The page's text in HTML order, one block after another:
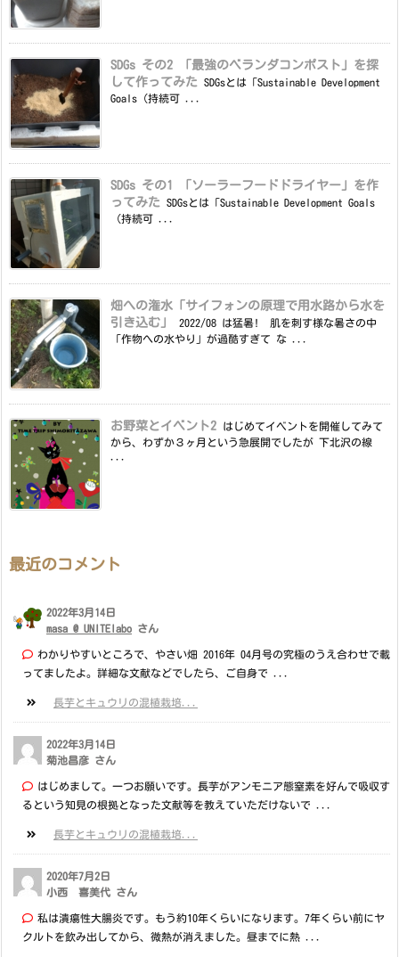
SDGs その2 「最強のベランダコンポスト」を探
して作ってみた
SDGsとは「Sustainable Development
Goals（持続可 ...
SDGs その1 「ソーラーフードドライヤー」を作
ってみた
SDGsとは「Sustainable Development Goals
（持続可 ...
畑への潅水「サイフォンの原理で用水路から水を
引き込む」
2022/08 は猛暑! 肌を刺す様な暑さの中
「作物への水やり」が過酷すぎて な ...
お野菜とイベント2
はじめてイベントを開催してみて
から、わずか３ヶ月という急展開でしたが 下北沢の線
最近のコメント
2022年3月14日
masa @ UNITElabo さん
わかりやすいところで、やさい畑 2016年 04月号の究極のうえ合わせで載
ってましたよ。詳細な文献などでしたら、ご自身で ...
長芋とキュウリの混植栽培...
2022年3月14日
菊池昌彦 さん
はじめまして。一つお願いです。長芋がアンモニア態窒素を好んで吸収す
るという知見の根拠となった文献等を教えていただけないで ...
長芋とキュウリの混植栽培...
2020年7月2日
小西 喜美代 さん
私は潰瘍性大腸炎です。もう約10年くらいになります。7年くらい前にヤ
クルトを飲み出してから、微熱が消えました。昼までに熱 ...